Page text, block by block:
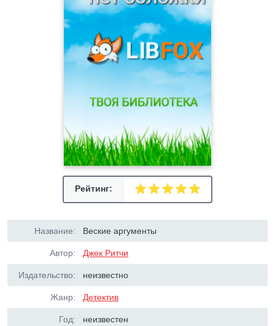
Рейтинг:
Название: Веские аргументы
Автор: Джек Ритчи
Издательство: неизвестно
Жанр: Детектив
Год: неизвестен